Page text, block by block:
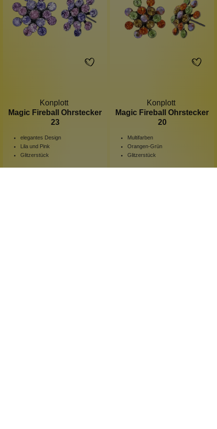
Konplott
Magic Fireball Ohrstecker
23
elegantes Design
Lila und Pink
Glitzerstück
Konplott
Magic Fireball Ohrstecker
20
Multifarben
Orangen-Grün
Glitzerstück